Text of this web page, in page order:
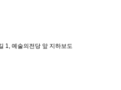
1, 예술의전당 앞 지하보도